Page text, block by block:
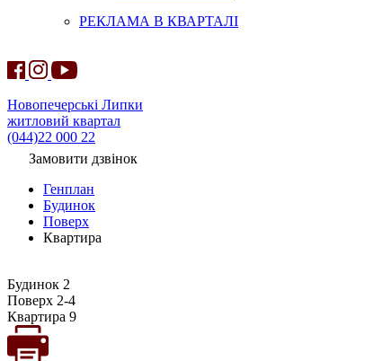
РЕКЛАМА В КВАРТАЛІ
Новопечерські Липки
житловий квартал
(044)22 000 22
Замовити дзвінок
Генплан
Будинок
Поверх
Квартира
Будинок 2
Поверх 2-4
Квартира 9